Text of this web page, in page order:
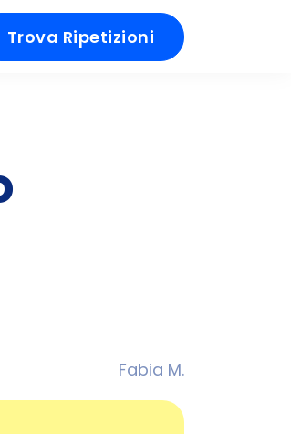
Trova Ripetizioni
Fabia M.